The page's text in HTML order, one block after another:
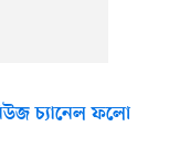
চ্যানেল ফলো